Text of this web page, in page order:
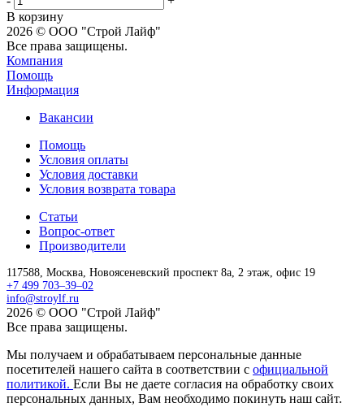
В корзину
2026 © ООО "Строй Лайф"
Все права защищены.
Компания
Помощь
Информация
Вакансии
Помощь
Условия оплаты
Условия доставки
Условия возврата товара
Статьи
Вопрос-ответ
Производители
117588, Москва, Новоясеневский проспект 8а, 2 этаж, офис 19
+7 499 703–39–02
info@stroylf.ru
2026 © ООО "Строй Лайф"
Все права защищены.
Мы получаем и обрабатываем персональные данные
посетителей нашего сайта в соответствии с официальной
политикой. Если Вы не даете согласия на обработку своих
персональных данных, Вам необходимо покинуть наш сайт.